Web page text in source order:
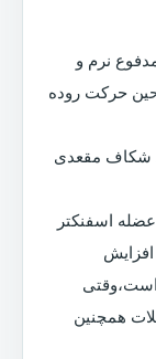
نرم و
حین حرکت روده
شکاف مقعدی
اسفنکتر
همچنین